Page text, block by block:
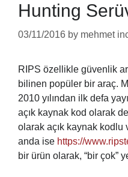
Hunting
03/11/2016 by mehmet
RIPS özellikle güvenlik
bilinen popüler bir araç.
2010 yılından ilk defa
açık kaynak kod olarak
olarak açık kaynak kodlu
anda ise https://
bir ürün olarak, “bir çok”